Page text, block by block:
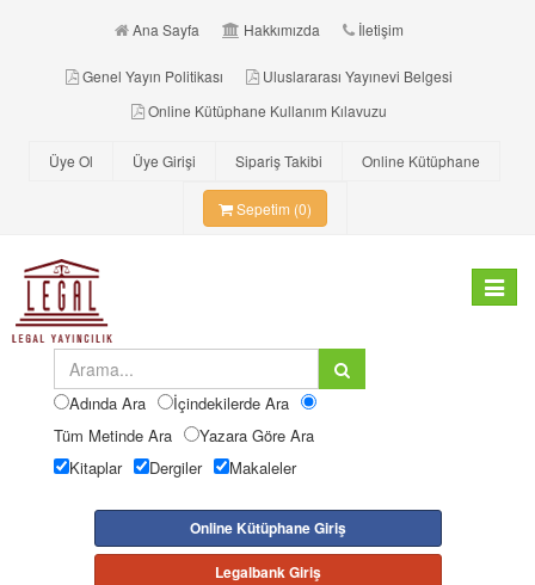
Ana Sayfa Hakkımızda İletişim
Genel Yayın Politikası
Uluslararası Yayınevi Belgesi
Online Kütüphane Kullanım Kılavuzu
Üye Ol Üye Girişi Sipariş Takibi Online Kütüphane
Sepetim (0)
Toggle
Adında Ara
İçindekilerde Ara
Tüm Metinde Ara
Yazara Göre Ara
Kitaplar
Dergiler Makaleler
Online Kütüphane Giriş
Legalbank Giriş